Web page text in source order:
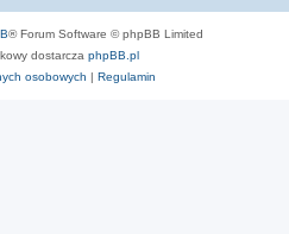
® Forum Software © phpBB Limited
dostarcza phpBB.pl
osobowych | Regulamin